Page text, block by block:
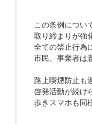
この条例につい
取り締まりが強
全ての禁止行為
市民、事業者は
路上喫煙防止も
啓発活動が続け
歩きスマホも同